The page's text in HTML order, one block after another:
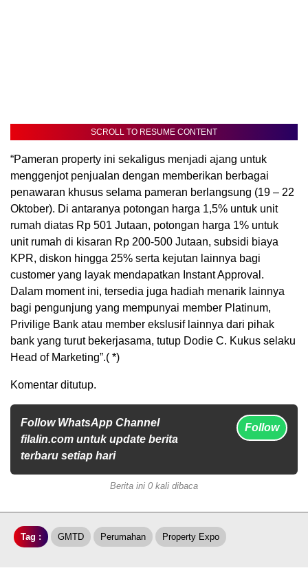
SCROLL TO RESUME CONTENT
“Pameran property ini sekaligus menjadi ajang untuk
menggenjot penjualan dengan memberikan berbagai
penawaran khusus selama pameran berlangsung (19 – 22
Oktober). Di antaranya potongan harga 1,5% untuk unit
rumah diatas Rp 501 Jutaan, potongan harga 1% untuk
unit rumah di kisaran Rp 200-500 Jutaan, subsidi biaya
KPR, diskon hingga 25% serta kejutan lainnya bagi
customer yang layak mendapatkan Instant Approval.
Dalam moment ini, tersedia juga hadiah menarik lainnya
bagi pengunjung yang mempunyai member Platinum,
Privilige Bank atau member ekslusif lainnya dari pihak
bank yang turut bekerjasama, tutup Dodie C. Kukus selaku
Head of Marketing”.( *)
Komentar ditutup.
Follow WhatsApp Channel
filalin.com untuk update berita
terbaru setiap hari
Follow
Berita ini 0 kali dibaca
Tag : GMTD Perumahan Property Expo